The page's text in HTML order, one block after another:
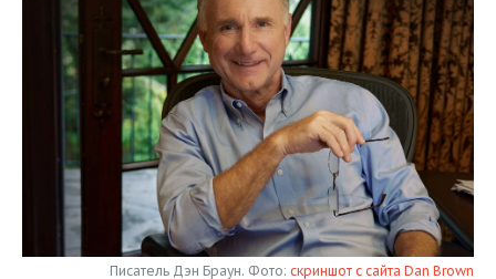
КОМУ ПРИНАДЛЕЖАТ
ТОРГОВЫЕ ЦЕНТРЫ
ТАТАРСТАНА
БЮДЖЕТ
ИНВЕСТИЦИИ
МАШИНОСТРОЕНИЕ
НЕФТЕХИМИЯ
НЕФТЬ
ЭНЕРГЕТИКА
НОВОСТИ АВТО
БИЗНЕС
НОВОСТИ БИЗНЕСА
РОЗНИЧНАЯ ТОРГОВЛЯ
ТРАНСПОРТ
УСЛУГИ
ТЕХНОЛОГИИ
НОВОСТИ ТЕХНОЛОГИЙ
МЕДИА
ТЕЛЕКОММУНИКАЦИИ
МЕРОПРИЯТИЯ
НОВОСТИ МЕРОПРИЯТИЙ
ВЫЕЗДНАЯ РЕДАКЦИЯ
БИЗНЕС-БРАНЧИ
СПОРТ
НОВОСТИ СПОРТА
ОБЩЕСТВО
НОВОСТИ ОБЩЕСТВА
ФОТОГАЛЕРЕЯПисатель Дэн Браун. Фото: скриншот с сайта Dan Brown